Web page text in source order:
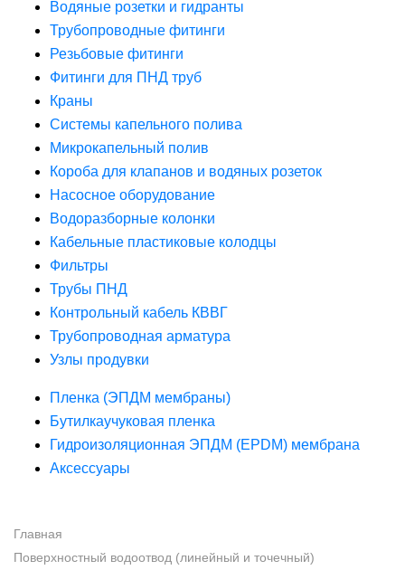
Водяные розетки и гидранты
Трубопроводные фитинги
Резьбовые фитинги
Фитинги для ПНД труб
Краны
Системы капельного полива
Микрокапельный полив
Короба для клапанов и водяных розеток
Насосное оборудование
Водоразборные колонки
Кабельные пластиковые колодцы
Фильтры
Трубы ПНД
Контрольный кабель КВВГ
Трубопроводная арматура
Узлы продувки
Пленка (ЭПДМ мембраны)
Бутилкаучуковая пленка
Гидроизоляционная ЭПДМ (EPDM) мембрана
Аксессуары
Главная
Поверхностный водоотвод (линейный и точечный)